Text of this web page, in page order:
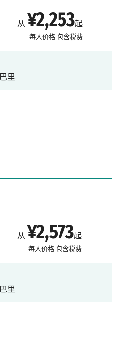
从 ¥2,253起
每人价格 包含税费
巴里
从 ¥2,573起
每人价格 包含税费
巴里